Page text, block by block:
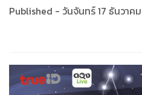
Published - วันจันทร์ 17 ธันวาคม